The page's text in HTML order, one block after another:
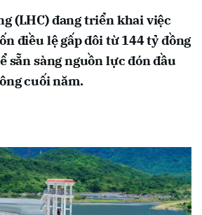
(LHC) đang triển khai việc
điều lệ gấp đôi từ 144 tỷ đồng
sẵn sàng nguồn lực đón đầu
cuối năm.